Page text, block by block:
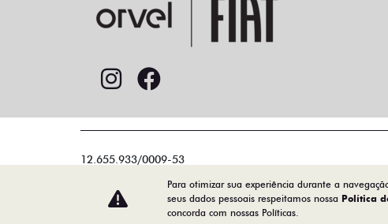
12.655.933/0009-53
Para otimizar sua experiência durante a
seus dados pessoais respeitamos nossa Política
concorda com nossas Políticas.